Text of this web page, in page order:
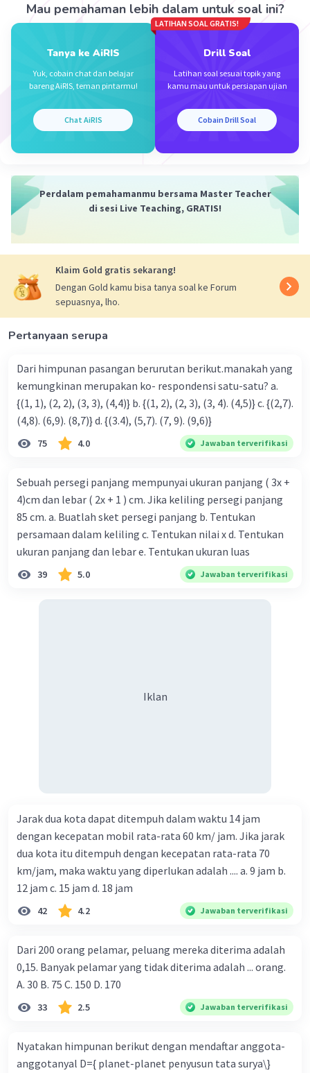
Mau pemahaman lebih dalam untuk soal ini?
Tanya ke AiRIS
Yuk, cobain chat dan belajar
bareng AiRIS, teman pintarmu!
Chat AiRIS
LATIHAN SOAL GRATIS!
Drill Soal
Latihan soal sesuai topik yang
kamu mau untuk persiapan ujian
Cobain Drill Soal
Perdalam pemahamanmu bersama Master Teacher
di sesi Live Teaching, GRATIS!
Klaim Gold gratis sekarang!
Dengan Gold kamu bisa tanya soal ke Forum
sepuasnya, lho.
Pertanyaan serupa
Dari himpunan pasangan berurutan berikut.manakah yang
kemungkinan merupakan ko- respondensi satu-satu? a.
{(1, 1), (2, 2), (3, 3), (4,4)} b. {(1, 2), (2, 3), (3, 4). (4,5)} c. {(2,7).
(4,8). (6,9). (8,7)} d. {(3.4), (5,7). (7, 9). (9,6)}
75 4.0 Jawaban terverifikasi
Sebuah persegi panjang mempunyai ukuran panjang ( 3x +
4)cm dan lebar ( 2x + 1 ) cm. Jika keliling persegi panjang
85 cm. a. Buatlah sket persegi panjang b. Tentukan
persamaan dalam keliling c. Tentukan nilai x d. Tentukan
ukuran panjang dan lebar e. Tentukan ukuran luas
39 5.0 Jawaban terverifikasi
Iklan
Jarak dua kota dapat ditempuh dalam waktu 14 jam
dengan kecepatan mobil rata-rata 60 km/ jam. Jika jarak
dua kota itu ditempuh dengan kecepatan rata-rata 70
km/jam, maka waktu yang diperlukan adalah .... a. 9 jam b.
12 jam c. 15 jam d. 18 jam
42 4.2 Jawaban terverifikasi
Dari 200 orang pelamar, peluang mereka diterima adalah
0,15. Banyak pelamar yang tidak diterima adalah ... orang.
A. 30 B. 75 C. 150 D. 170
33 2.5 Jawaban terverifikasi
Nyatakan himpunan berikut dengan mendaftar anggota-
anggotanyal D={ planet-planet penyusun tata surya\}